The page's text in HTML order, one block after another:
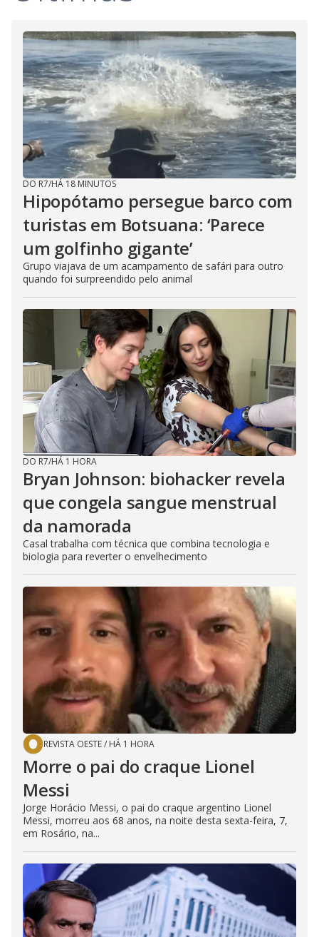
DO R7/HÁ 18 MINUTOS
Hipopótamo persegue barco com
turistas em Botsuana: ‘Parece
um golfinho gigante’
Grupo viajava de um acampamento de safári para outro
quando foi surpreendido pelo animal
DO R7/HÁ 1 HORA
Bryan Johnson: biohacker revela
que congela sangue menstrual
da namorada
Casal trabalha com técnica que combina tecnologia e
biologia para reverter o envelhecimento
REVISTA OESTE/ HÁ 1 HORA
Morre o pai do craque Lionel
Messi
Jorge Horácio Messi, o pai do craque argentino Lionel
Messi, morreu aos 68 anos, na noite desta sexta-feira, 7,
em Rosário, na...